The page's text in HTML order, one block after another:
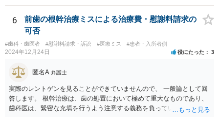
て予定する定めをしてはならない。 ２ 事業主は、女性労働者が婚姻
したことを理由として、解雇してはならない。 ３ 事業主は、その雇
用する女性労働者が妊娠したこと、出産したこと、労働基準法（昭和
二十二年法律第四十九号）第六十五条第一項の規定による休業を請求
し、又は同項若しくは同条第二項の規定による休業をしたことその他
の妊娠又は出産に関する事由であつて厚生労働省令で定めるものを理
はならない。 ４ 妊娠中の女性労働者及び出産後一年を経過しない女
該解雇が前項に規定する事由を理由とする解雇でないことを証明した
ときは、この限りでない。
させることができます。 消費者契約法は、いくつか取消の類型を定め
ています。 いくつか該当しそうな取消権をご参考までのせます。 ①土
台と被せ物の治療は通常同じ歯科で行いますので、被せ物の治療費が
益なる事実の不告知があった認められると考えられます。 そのため、
４０万円もかかるとは夢にも思わなかったという事情があれば、不利
益事実の不告知を理由とした取消権を主張することが出来る可能性が
あります（消費者契約法４条２項）。 ②また、保険外治療の必要性に
ついて虚偽の説明があったのであれば、不実告知取消ということも考
えられます（消費者契約法４条１項１号）。 ③そのほか、歯科治療
中、抗らうことが困難な状態で保険外治療の勧誘をされたということ
であれば、最近（令和５年６月１日）施行されたばかりですが、 退去
6
前歯の根幹治療ミスによる治療費・慰謝料請求の
可否
#歯科・歯医者 #慰謝料請求・訴訟 #医療ミス #患者・入所者側
2024年12月24日 役にたった 3
匿名A 弁護士
実際のレントゲンを見ることができていませんので、 一般論として回
答します。 根幹治療は、歯の処置において極めて重大なものであり、
歯科医は、緊密な充填を行うよう注意する義務を負っていると考えら